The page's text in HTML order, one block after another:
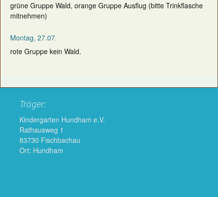
grüne Gruppe Wald, orange Gruppe Ausflug (bitte Trinkflasche
mitnehmen)
Montag, 27.07.
rote Gruppe kein Wald.
Träger:
Kindergarten Hundham e.V.
Rathausweg 1
83730 Fischbachau
Ort: Hundham